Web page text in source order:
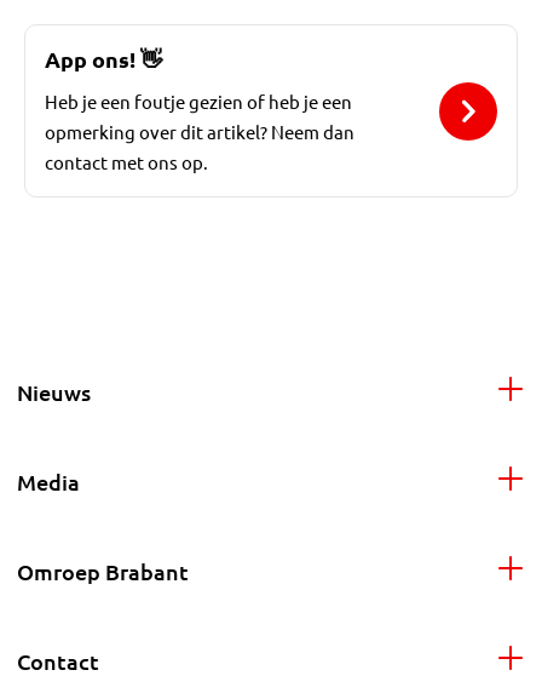
App ons!👋
Heb je een foutje gezien of heb je een
opmerking over dit artikel? Neem dan
contact met ons op.
Nieuws
Media
Omroep Brabant
Contact